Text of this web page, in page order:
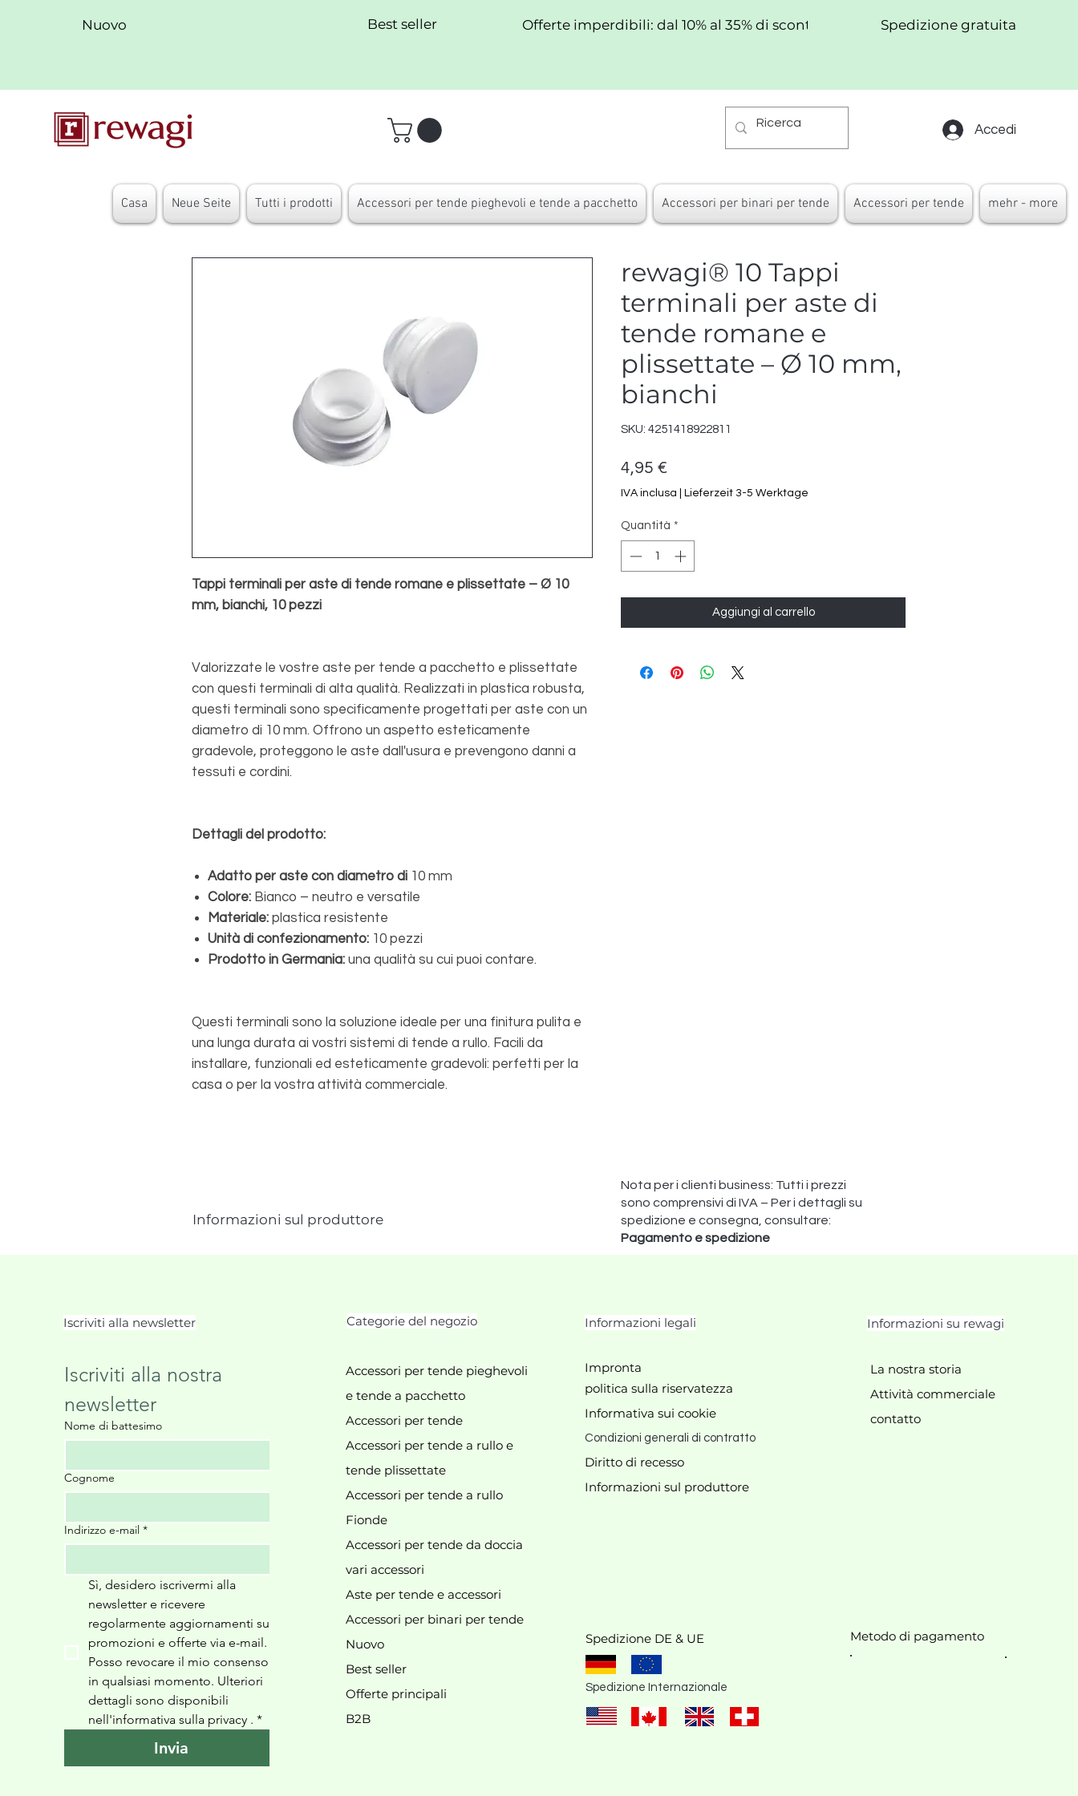
Nuovo Best seller Offerte imperdibili: dal 10% al 35% di sconto! Spedizione gratuita
Accedi
Casa Neue Seite Tutti i prodotti Accessori per tende pieghevoli e tende a pacchetto Accessori per binari per tende Accessori per tende mehr - more
Tappi terminali per aste di tende romane e plissettate – Ø 10
mm, bianchi, 10 pezzi
Valorizzate le vostre aste per tende a pacchetto e plissettate
con questi terminali di alta qualità. Realizzati in plastica robusta,
questi terminali sono specificamente progettati per aste con un
diametro di 10 mm. Offrono un aspetto esteticamente
gradevole, proteggono le aste dall'usura e prevengono danni a
tessuti e cordini.
Dettagli del prodotto:
Adatto per aste con diametro di 10 mm
Colore: Bianco – neutro e versatile
Materiale: plastica resistente
Unità di confezionamento: 10 pezzi
Prodotto in Germania: una qualità su cui puoi contare.
Questi terminali sono la soluzione ideale per una finitura pulita e
una lunga durata ai vostri sistemi di tende a rullo. Facili da
installare, funzionali ed esteticamente gradevoli: perfetti per la
casa o per la vostra attività commerciale.
rewagi® 10 Tappi
terminali per aste di
tende romane e
plissettate – Ø 10 mm,
bianchi
SKU: 4251418922811
4,95 €
IVA inclusa Lieferzeit 3-5 Werktage
Quantità *
Aggiungi al carrello
Informazioni sul produttore
Nota per i clienti business: Tutti i prezzi
sono comprensivi di IVA – Per i dettagli su
spedizione e consegna, consultare:
Pagamento e spedizione
prodotti da mostrare qui.
Iscriviti alla newsletter
Iscriviti alla nostra
newsletter
Nome di battesimo
Cognome
Indirizzo e-mail *
Sì, desidero iscrivermi alla
newsletter e ricevere
regolarmente aggiornamenti su
promozioni e offerte via e-mail.
Posso revocare il mio consenso
in qualsiasi momento. Ulteriori
dettagli sono disponibili
nell'informativa sulla privacy . *
Invia
Categorie del negozio
Accessori per tende pieghevoli
e tende a pacchetto
Accessori per tende
Accessori per tende a rullo e
tende plissettate
Accessori per tende a rullo
Fionde
Accessori per tende da doccia
vari accessori
Aste per tende e accessori
Accessori per binari per tende
Nuovo
Best seller
Offerte principali
B2B
Informazioni legali
Impronta
politica sulla riservatezza
Informativa sui cookie
Condizioni generali di contratto
Diritto di recesso
Informazioni sul produttore
Spedizione DE & UE
Spedizione Internazionale
Informazioni su rewagi
La nostra storia
Attività commerciale
contatto
Metodo di pagamento